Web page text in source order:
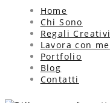
Home
Chi Sono
Regali Creativi
Lavora con me
Portfolio
Blog
Contatti